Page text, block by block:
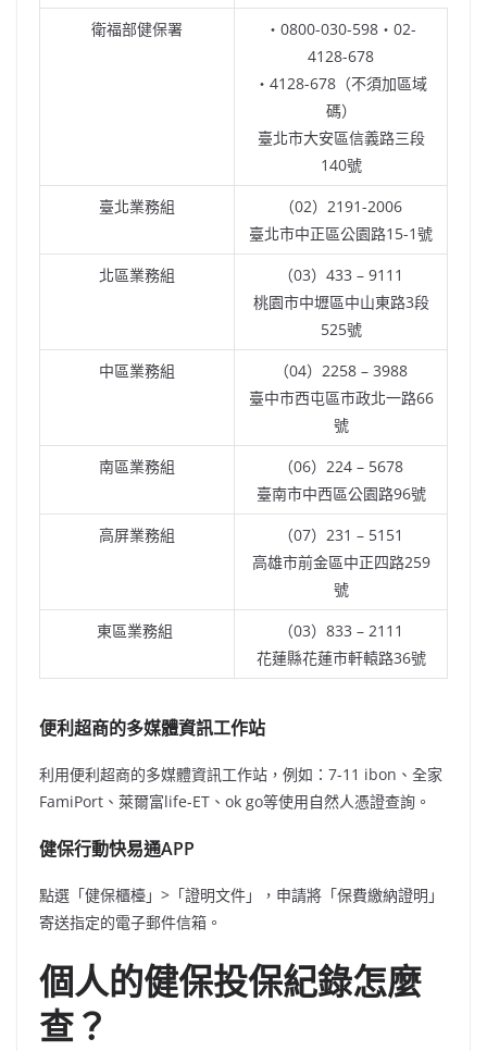
衛福部健保署
・0800-030-598・02-
4128-678
・4128-678（不須加區域
碼）
臺北市大安區信義路三段
140號
臺北業務組
（02）2191-2006
臺北市中正區公園路15-1號
北區業務組
（03）433 – 9111
桃園市中壢區中山東路3段
525號
中區業務組
（04）2258 – 3988
臺中市西屯區市政北一路66
號
南區業務組
（06）224 – 5678
臺南市中西區公園路96號
高屏業務組
（07）231 – 5151
高雄市前金區中正四路259
號
東區業務組
（03）833 – 2111
花蓮縣花蓮市軒轅路36號
便利超商的多媒體資訊工作站
利用便利超商的多媒體資訊工作站，例如：7-11 ibon、全家
FamiPort、萊爾富life-ET、ok go等使用自然人憑證查詢。
健保行動快易通APP
點選「健保櫃檯」>「證明文件」，申請將「保費繳納證明」
寄送指定的電子郵件信箱。
個人的健保投保紀錄怎麼
查？